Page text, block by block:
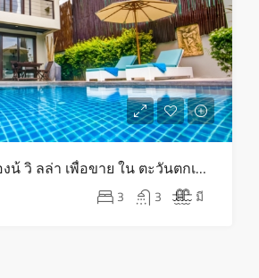
3 ห้องนอน 3 ห้องน้ วิ ลล่า เพื่อขาย ใน ตะวันตกเฉียงเหนือ – HS0802
3 3 มี